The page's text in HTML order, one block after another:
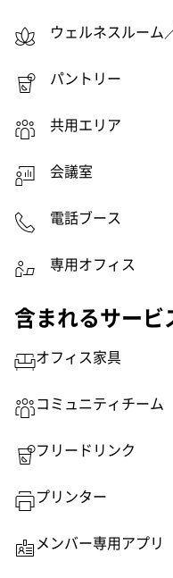
ウェルネスルーム
パントリー
共用エリア
会議室
電話ブース
専用オフィス
含まれるサービ
オフィス家具
コミュニティチーム
フリードリンク
プリンター
メンバー専用アプリ